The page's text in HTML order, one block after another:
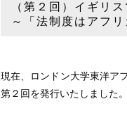
（第２回）イギリ
～「法制度はアフ
現在、ロンドン大学東洋ア
第２回を発行いたしました。